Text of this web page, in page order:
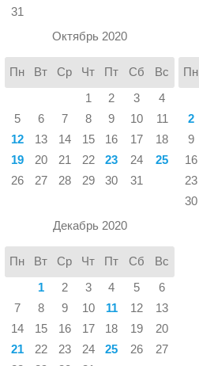
31
Октябрь 2020
Пн Вт Ср Чт Пт Сб
Вс
1
2 3
4
5
6 7 8 9 10
11
12
13 14 15 16 17
18
19
20 21 22 23 24
25
26
27 28 29 30 31
Пн
2
9
16
23
30
Декабрь 2020
Пн Вт Ср Чт Пт Сб
Вс
1
2 3 4 5
6
7
8 9 10 11 12
13
14
15 16 17 18 19
20
21
22 23 24 25 26
27